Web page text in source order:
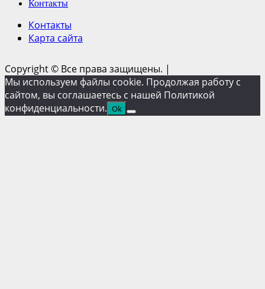
Контакты
Контакты
Карта сайта
Copyright © Все права защищены. |
Мы используем файлы cookie. Продолжая работу с
сайтом, вы соглашаетесь с нашей Политикой
конфиденциальности. Ok